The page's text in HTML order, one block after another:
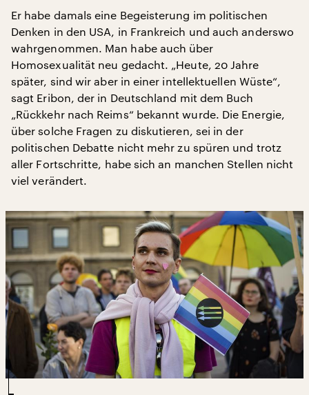
Er habe damals eine Begeisterung im politischen
Denken in den USA, in Frankreich und auch anderswo
wahrgenommen. Man habe auch über
Homosexualität neu gedacht. „Heute, 20 Jahre
später, sind wir aber in einer intellektuellen Wüste“,
sagt Eribon, der in Deutschland mit dem Buch
„Rückkehr nach Reims“ bekannt wurde. Die Energie,
über solche Fragen zu diskutieren, sei in der
politischen Debatte nicht mehr zu spüren und trotz
aller Fortschritte, habe sich an manchen Stellen nicht
viel verändert.